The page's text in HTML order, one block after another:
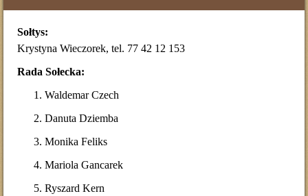
Sołtys:
Krystyna Wieczorek, tel. 77 42 12 153
Rada Sołecka:
Waldemar Czech
Danuta Dziemba
Monika Feliks
Mariola Gancarek
Ryszard Kern